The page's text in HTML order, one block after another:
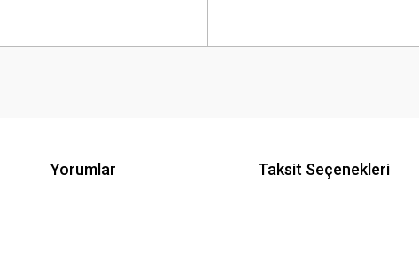
Yorumlar Taksit Seçenekleri